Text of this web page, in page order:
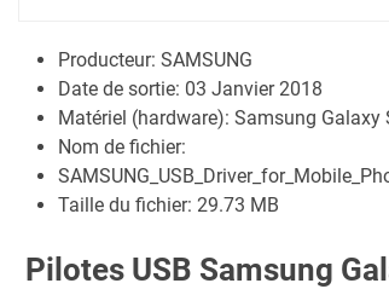
Producteur: SAMSUNG
Date de sortie: 03 Janvier 2018
Matériel (hardware): Samsung Galaxy
Nom de fichier:
Taille du fichier: 29.73 MB
Pilotes USB Samsung